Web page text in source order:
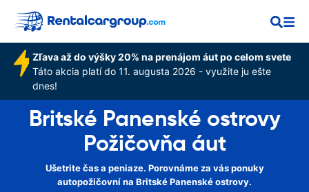
Zľava až do výšky 20% na prenájom áut po celom svete
Táto akcia platí do 11. augusta 2026 - využite ju ešte
dnes!
Britské Panenské ostrovy
Požičovňa áut
Ušetrite čas a peniaze. Porovnáme za vás ponuky
autopožičovní na Britské Panenské ostrovy.